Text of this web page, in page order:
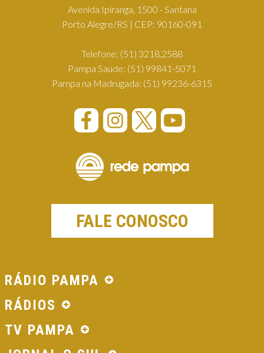
Avenida Ipiranga, 1500 - Santana
Porto Alegre/RS | CEP: 90160-091
Telefone: (51) 3218.2588
Pampa Saúde: (51) 99841-5071
Pampa na Madrugada: (51) 99236-6315
FALE CONOSCO
RÁDIO PAMPA
RÁDIOS
TV PAMPA